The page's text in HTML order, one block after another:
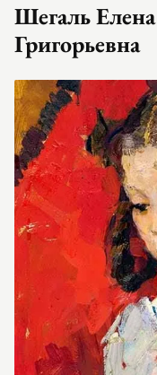
Шегаль Елена
Григорьевна